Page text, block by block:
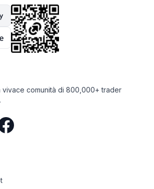
vivace comunità di 800,000+ trader